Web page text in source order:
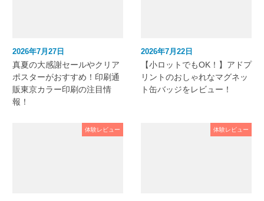
2026年7月27日
真夏の大感謝セールやクリア
ポスターがおすすめ！印刷通
販東京カラー印刷の注目情
報！
2026年7月22日
【小ロットでもOK！】アドプ
リントのおしゃれなマグネッ
ト缶バッジをレビュー！
体験レビュー 体験レビュー